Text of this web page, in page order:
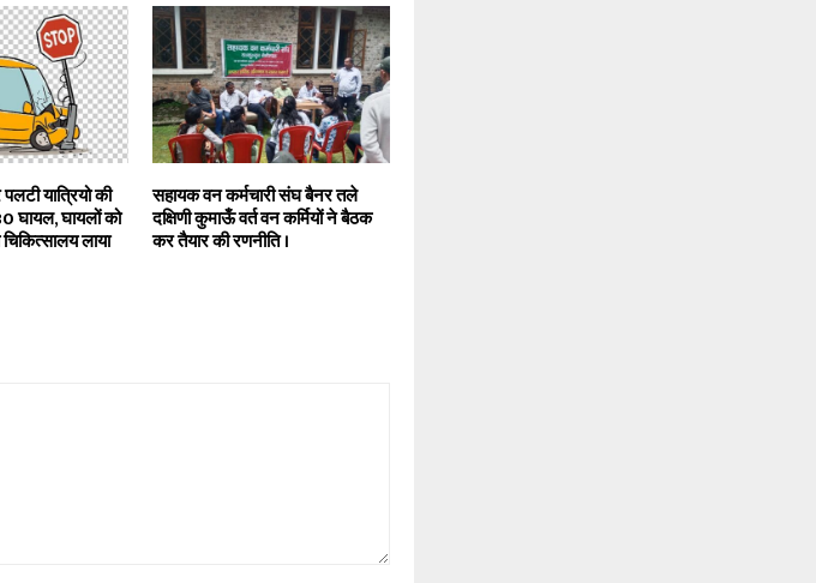
यात्रियो की
घायल, घायलों को
लाया
सहायक वन कर्मचारी संघ बैनर तले
दक्षिणी कुमाऊँ वर्त वन कर्मियों ने बैठक
कर तैयार की रणनीति ।